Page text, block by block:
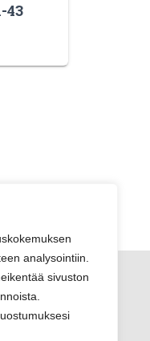
analysointiin.
sivuston
43